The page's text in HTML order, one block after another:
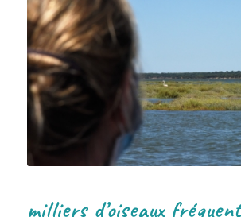
milliers d’oiseaux